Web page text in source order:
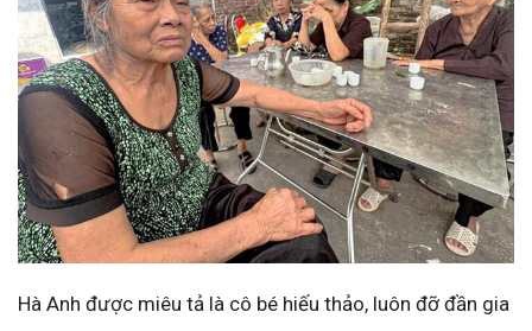
Hà Anh được miêu tả là cô bé hiếu thảo, luôn đỡ đần gia